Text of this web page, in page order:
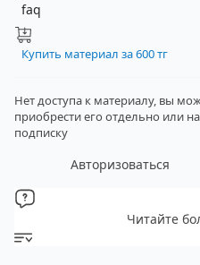
faq
Купить материал за 600 тг
Нет доступа к материалу, вы
приобрести его отдельно или
подписку
Авторизоваться
Читайте